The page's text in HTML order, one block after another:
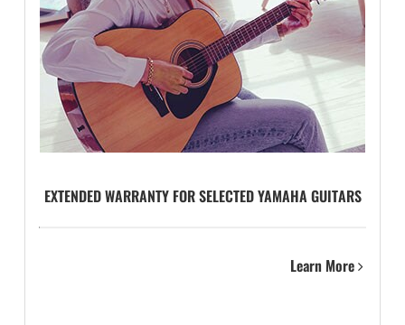
EXTENDED WARRANTY FOR SELECTED YAMAHA GUITARS
Learn More